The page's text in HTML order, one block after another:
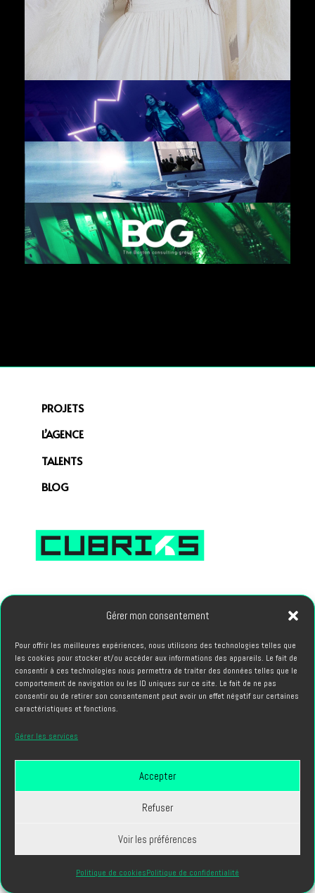
Gérer mon consentement
Pour offrir les meilleures expériences, nous utilisons des technologies telles que
les cookies pour stocker et/ou accéder aux informations des appareils. Le fait de
consentir à ces technologies nous permettra de traiter des données telles que le
comportement de navigation ou les ID uniques sur ce site. Le fait de ne pas
consentir ou de retirer son consentement peut avoir un effet négatif sur certaines
caractéristiques et fonctions.
Gérer les services
Accepter
Refuser
Voir les préférences
Politique de cookiesPolitique de confidentialité
PROJETS
L’AGENCE
TALENTS
BLOG
PROJETS
hello@cubriks.com
CANDIDATURES
Cubriks ® - Tous droits réservés 2024 -Mentions légales-
Politique RGPD-Contact-Réalisation Site internet :